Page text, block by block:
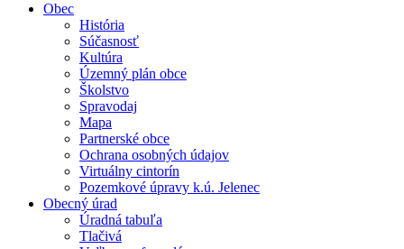
Obec
História
Súčasnosť
Kultúra
Územný plán obce
Školstvo
Spravodaj
Mapa
Partnerské obce
Ochrana osobných údajov
Virtuálny cintorín
Pozemkové úpravy k.ú. Jelenec
Obecný úrad
Úradná tabuľa
Tlačivá